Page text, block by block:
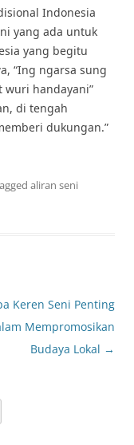
Indonesia
yang ada untuk
yang begitu
“Ing ngarsa sung
handayani”
di tengah
dukungan.”
aliran seni
Keren Seni Penting
Mempromosikan
Budaya Lokal →